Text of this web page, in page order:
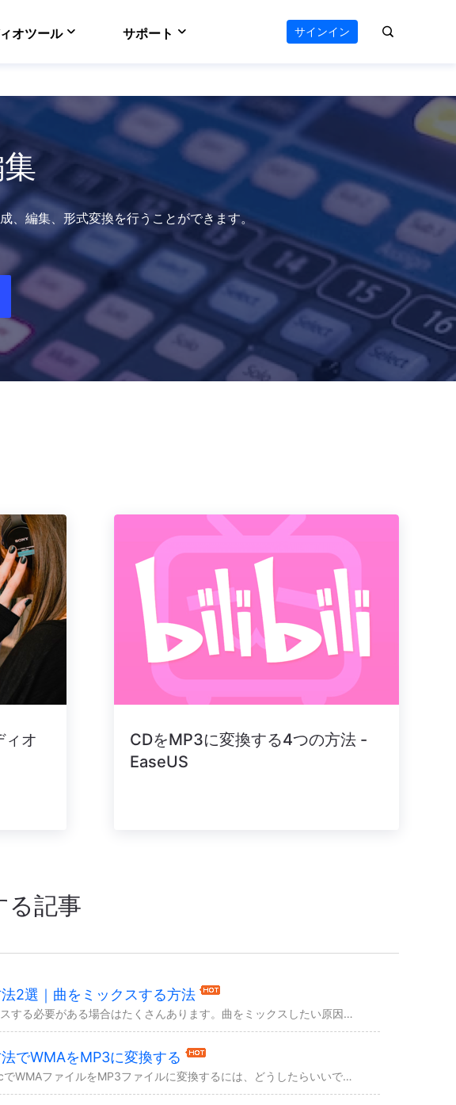
Online
サイト向け動画制作のAIワークフロー
VideFlow
オールインワン動画ツールキット
Downloader Online
ラインで動画をダウンロード
Video Editor
使いやすい動画編集ソフト
RecExperts
のスクリーンレコーダー
AI Media Player
Windowsビデオ再生に最適
オツール
VoiceWave
アルタイムで声を変える
Vocal Remover (Online)
サポート
サポートセンター
ダウンロードセンター
ソフトをダウンロード
お問い合わせ
オンラインチャット
サインイン
、編集、形式変換を行うことができます。
オ
CDをMP3に変換する4つの方法 -
EaseUS
る記事
2選｜曲をミックスする方法
曲をミックスする必要がある場合はたくさんあります。曲をミックスしたい原因は何だとしても、本文では、適切な対策を取得することができます。それでは、本文を読み続けてガイドを詳細を知りま...
でWMAをMP3に変換する
PC及びMacでWMAファイルをMP3ファイルに変換するには、どうしたらいいですか？オーディオ変換ツールがあるかないかにもかかわらず、本文では、WMAファイルをMP3ファイルを変換...